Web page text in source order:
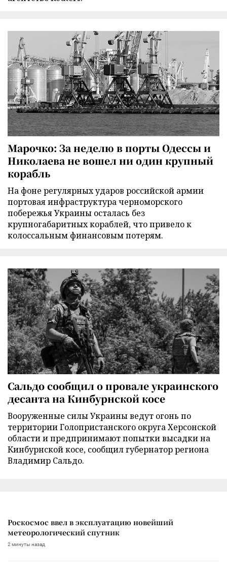
Марочко: За неделю в порты Одессы и
Николаева не вошел ни один крупный
корабль
На фоне регулярных ударов российской армии
портовая инфраструктура черноморского
побережья Украины осталась без
крупногабаритных кораблей, что привело к
колоссальным финансовым потерям.
Сальдо сообщил о провале украинского
десанта на Кинбурнской косе
Вооруженные силы Украины ведут огонь по
территории Голопристанского округа Херсонской
области и предпринимают попытки высадки на
Кинбурнской косе, сообщил губернатор региона
Владимир Сальдо.
Роскосмос ввел в эксплуатацию новейший
метеорологический спутник
2 минуты назад